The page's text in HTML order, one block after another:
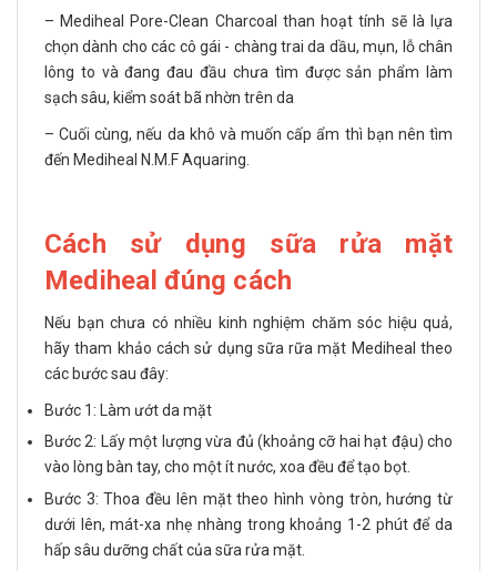
– Mediheal Pore-Clean Charcoal than hoạt tính sẽ là lựa
chọn dành cho các cô gái - chàng trai da dầu, mụn, lỗ chân
lông to và đang đau đầu chưa tìm được sản phẩm làm
sạch sâu, kiểm soát bã nhờn trên da
– Cuối cùng, nếu da khô và muốn cấp ẩm thì bạn nên tìm
đến Mediheal N.M.F Aquaring.
Cách sử dụng sữa rửa mặt
Mediheal đúng cách
Nếu bạn chưa có nhiều kinh nghiệm chăm sóc hiệu quả,
hãy tham khảo cách sử dụng sữa rữa mặt Mediheal theo
các bước sau đây:
Bước 1: Làm ướt da mặt
Bước 2: Lấy một lượng vừa đủ (khoảng cỡ hai hạt đậu) cho
vào lòng bàn tay, cho một ít nước, xoa đều để tạo bọt.
Bước 3: Thoa đều lên mặt theo hình vòng tròn, hướng từ
dưới lên, mát-xa nhẹ nhàng trong khoảng 1-2 phút để da
hấp sâu dưỡng chất của sữa rửa mặt.